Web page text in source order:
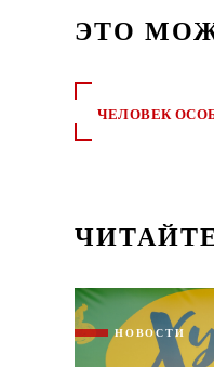
ЭТО
ЧЕЛОВЕК
НОВОСТИ